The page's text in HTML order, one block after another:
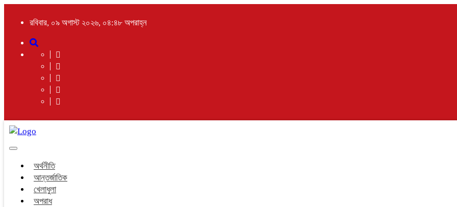
রবিবার, ০৯ অগাস্ট ২০২৬, ০৪:৪৮ অপরাহ্ন
Toggle
অর্থনীতি
আন্তর্জাতিক
খেলাধুলা
অপরাধ